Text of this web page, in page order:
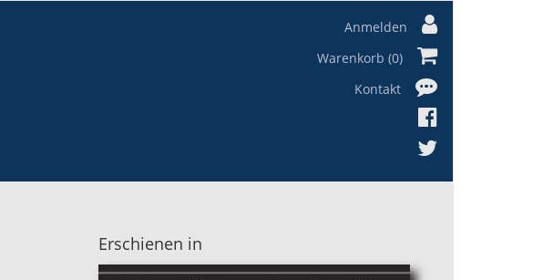
Anmelden
Warenkorb (0)
Kontakt
Erschienen in